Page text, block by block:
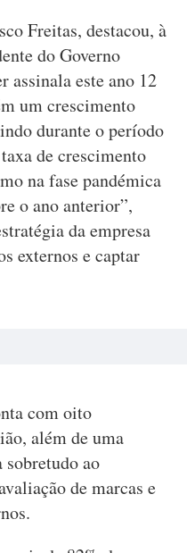
Freitas, destacou, à
do Governo
assinala este ano 12
um crescimento
durante o período
de crescimento
na fase pandémica
o ano anterior”,
da empresa
externos e captar
com oito
além de uma
ao
de marcas e